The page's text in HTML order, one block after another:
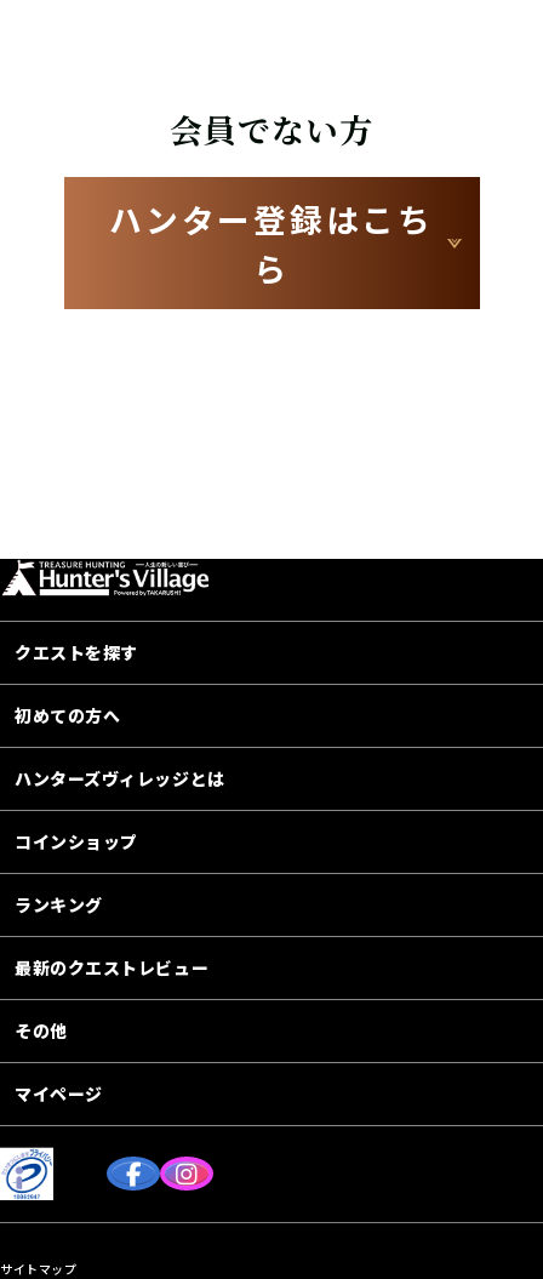
会員でない方
ハンター登録はこち
ら
クエストを探す
初めての方へ
ハンターズヴィレッジとは
コインショップ
ランキング
最新のクエストレビュー
その他
マイページ
サイトマップ